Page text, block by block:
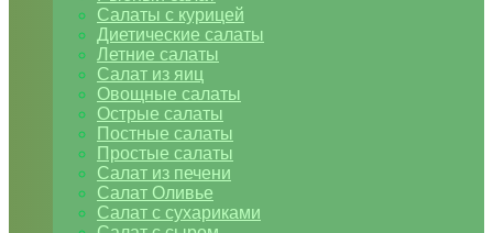
Салаты с курицей
Диетические салаты
Летние салаты
Салат из яиц
Овощные салаты
Острые салаты
Постные салаты
Простые салаты
Салат из печени
Салат Оливье
Салат с сухариками